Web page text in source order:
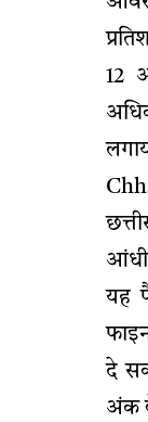
12
यह
दे
अंक